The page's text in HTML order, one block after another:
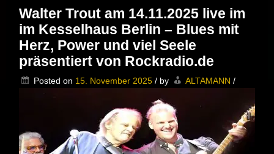
Dolgener
live
im
Walter Trout am 14.11.2025 live im
im Kesselhaus Berlin – Blues mit
Herz, Power und viel Seele
präsentiert von Rockradio.de
Posted on 15. November 2025 / by ALTAMANN /